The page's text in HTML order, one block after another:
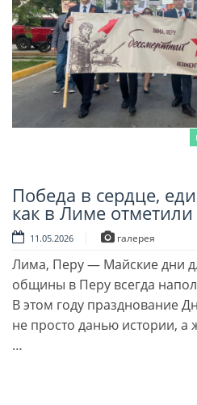
Читать
Победа в сердце,
как в Лиме
11.05.2026 галерея
Лима, Перу — Майские дни
общины в Перу всегда
В этом году празднование
не просто данью истории, а
…